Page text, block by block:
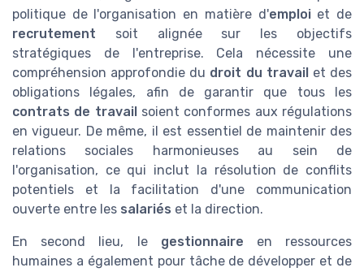
politique de l'organisation en matière d'emploiet de
recrutement soit alignée sur les objectifs
stratégiques de l'entreprise. Cela nécessite une
compréhension approfondie du droit du travail et des
obligations légales, afin de garantir que tous les
contrats de travail soient conformes aux régulations
en vigueur. De même, il est essentiel de maintenir des
relations sociales harmonieuses au sein de
l'organisation, ce qui inclut la résolution de conflits
potentiels et la facilitation d'une communication
ouverte entre les salariés et la direction.
En second lieu, le gestionnaire en ressources
humaines a également pour tâche de développer et de